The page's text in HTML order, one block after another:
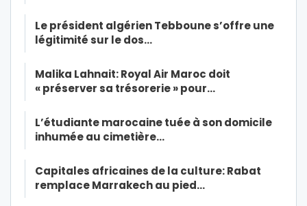
Le président algérien Tebboune s’offre une
légitimité sur le dos…
Malika Lahnait: Royal Air Maroc doit
« préserver sa trésorerie » pour…
L’étudiante marocaine tuée à son domicile
inhumée au cimetière…
Capitales africaines de la culture: Rabat
remplace Marrakech au pied…